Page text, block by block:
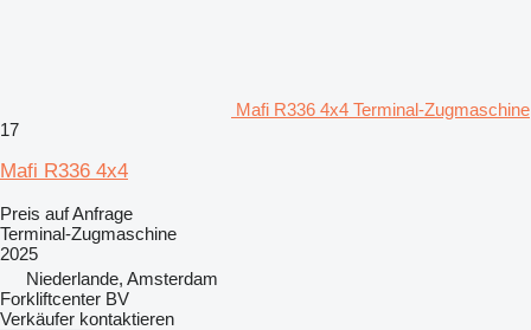
Mafi R336 4x4 Terminal-Zugmaschine
17
Mafi R336 4x4
Preis auf Anfrage
Terminal-Zugmaschine
2025
Niederlande, Amsterdam
Forkliftcenter BV
Verkäufer kontaktieren